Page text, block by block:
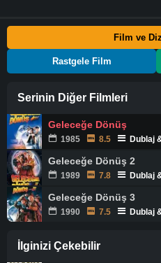
Film ve
Rastgele Film
Serinin Diğer Filmleri
Geleceğe Dönüş
1985 8.5 Dublaj
Geleceğe Dönüş 2
1989 7.8 Dublaj
Geleceğe Dönüş 3
1990 7.5 Dublaj
İlginizi Çekebilir